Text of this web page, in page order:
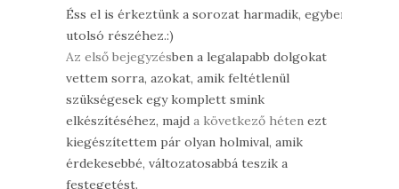
Éss el is érkeztünk a sorozat harmadik, egyben
utolsó részéhez.:)
Az első bejegyzésben a legalapabb dolgokat
vettem sorra, azokat, amik feltétlenül
szükségesek egy komplett smink
elkészítéséhez, majd a következő héten ezt
kiegészítettem pár olyan holmival, amik
érdekesebbé, változatosabbá teszik a
festegetést.